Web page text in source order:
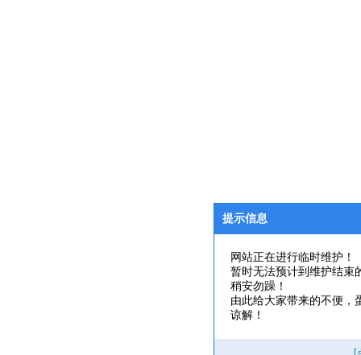
提示信息
网站正在进行临时维护！
暂时无法预计到维护结束
稍安勿躁！
由此给大家带来的不便，
谅解！
[